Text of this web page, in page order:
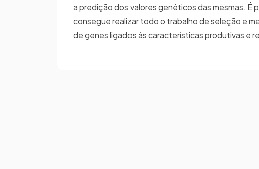
a predição dos valores genéticos das mesmas.
consegue realizar todo o trabalho de seleção e
de genes ligados às características produtivas e